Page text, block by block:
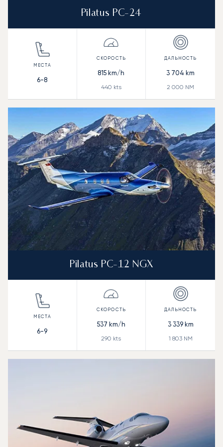
Pilatus PC-24
6-8
815 km/h
440 kts
3 704 km
2 000 NM
Pilatus PC-12 NGX
6-9
537 km/h
290 kts
3 339km
1 803NM